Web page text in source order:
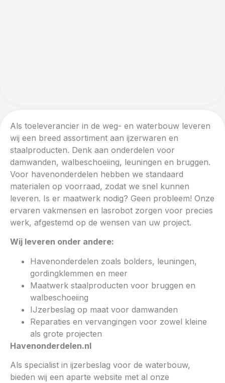
Als toeleverancier in de weg- en waterbouw leveren
wij een breed assortiment aan ijzerwaren en
staalproducten. Denk aan onderdelen voor
damwanden, walbeschoeiing, leuningen en bruggen.
Voor havenonderdelen hebben we standaard
materialen op voorraad, zodat we snel kunnen
leveren. Is er maatwerk nodig? Geen probleem! Onze
ervaren vakmensen en lasrobot zorgen voor precies
werk, afgestemd op de wensen van uw project.
Wij leveren onder andere:
Havenonderdelen zoals bolders, leuningen,
gordingklemmen en meer
Maatwerk staalproducten voor bruggen en
walbeschoeiing
IJzerbeslag op maat voor damwanden
Reparaties en vervangingen voor zowel kleine
als grote projecten
Havenonderdelen.nl
Als specialist in ijzerbeslag voor de waterbouw,
bieden wij een aparte website met al onze